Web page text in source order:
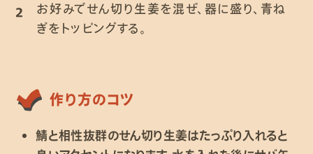
2
お好みでせん切り生姜を混ぜ、器に盛り、青ね
ぎをトッピングする。
作り方のコツ
鯖と相性抜群のせん切り生姜はたっぷり入れると